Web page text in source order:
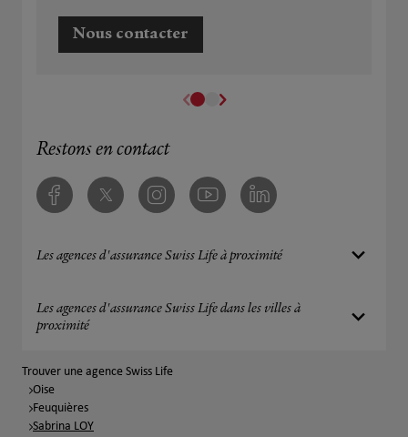
Nous contacter
Restons en contact
FacebookTwitter InstagramYoutube Linkedin
Les agences d'assurance Swiss Life à proximité
Les agences d'assurance Swiss Life dans les villes à
proximité
Trouver une agence Swiss Life
Oise
Feuquières
Sabrina LOY